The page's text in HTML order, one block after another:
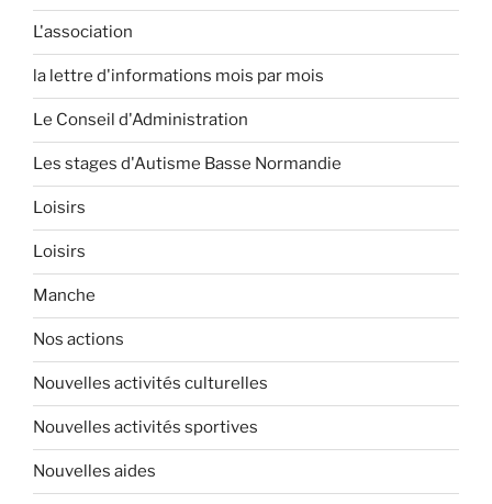
L'association
la lettre d'informations mois par mois
Le Conseil d'Administration
Les stages d'Autisme Basse Normandie
Loisirs
Loisirs
Manche
Nos actions
Nouvelles activités culturelles
Nouvelles activités sportives
Nouvelles aides